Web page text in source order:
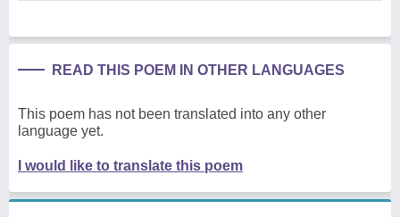
READ THIS POEM IN OTHER LANGUAGES
This poem has not been translated into any other
language yet.
I would like to translate this poem